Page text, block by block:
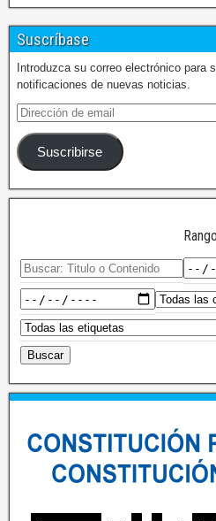
Suscríbase
Introduzca su correo electrónico para
notificaciones de nuevas noticias.
Suscribirse